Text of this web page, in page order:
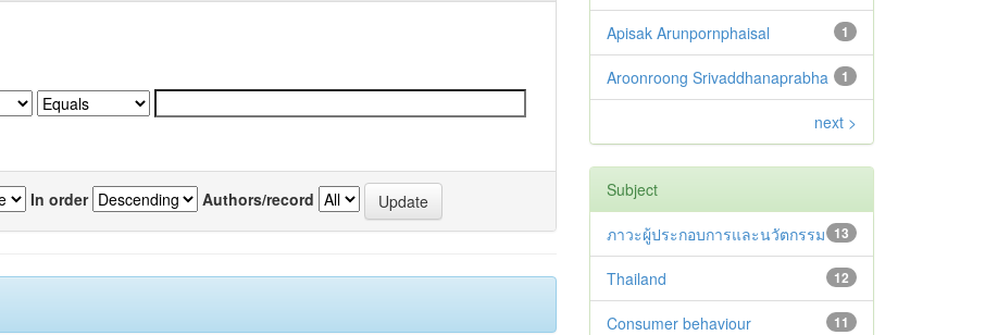
In order Authors/record
1
Apisak Arunpornphaisal
1
Aroonroong Srivaddhanaprabha
next >
Subject
13
ภาวะผู้ประกอบการและนวัตกรรม
12
Thailand
11
Consumer behaviour